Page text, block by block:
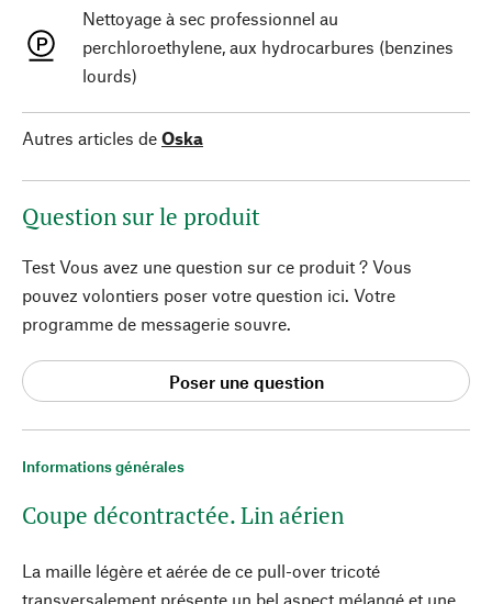
Informations générales
Coupe décontractée. Lin aérien
La maille légère et aérée de ce pull-over tricoté
transversalement présente un bel aspect mélangé et une
Nettoyage à sec professionnel au
perchloroethylene, aux hydrocarbures (benzines
lourds)
Autres articles de Oska
Question sur le produit
Test Vous avez une question sur ce produit ? Vous
pouvez volontiers poser votre question ici. Votre
programme de messagerie souvre.
Poser une question